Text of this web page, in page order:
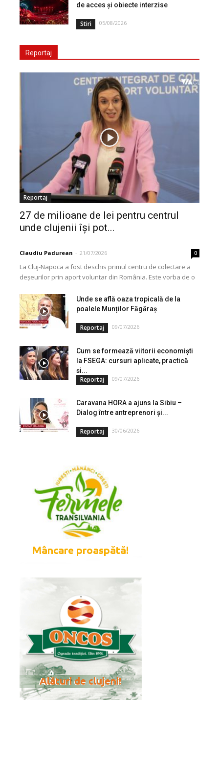
de acces și obiecte interzise
Stiri 05/08/2026
Reportaj
Reportaj
27 de milioane de lei pentru centrul
unde clujenii își pot...
Claudiu Padurean - 21/07/2026 0
La Cluj-Napoca a fost deschis primul centru de colectare a
deșeurilor prin aport voluntar din România. Este vorba de o
Unde se află oaza tropicală de la
poalele Munților Făgăraș
Reportaj 09/07/2026
Cum se formează viitorii economiști
la FSEGA: cursuri aplicate, practică
și...
Reportaj 09/07/2026
Caravana HORA a ajuns la Sibiu –
Dialog între antreprenori și...
Reportaj 30/06/2026